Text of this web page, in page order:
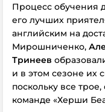
Процесс обучения
его лучших
английским на
Мирошниченко,
Тринеев
и в этом сезоне их
поскольку все трое,
команде «Херши